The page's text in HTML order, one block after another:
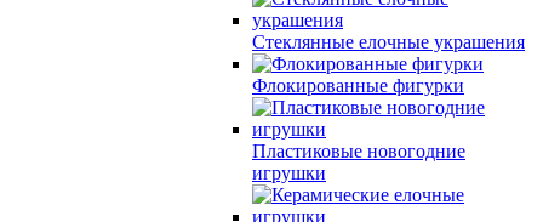
Стеклянные елочные украшения
Флокированные фигурки
Пластиковые новогодние
игрушки